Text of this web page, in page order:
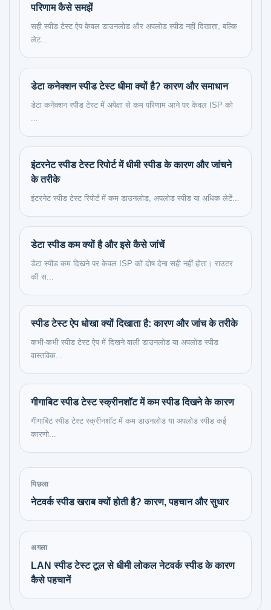
परिणाम कैसे समझें
सही स्पीड टेस्ट ऐप केवल डाउनलोड और अपलोड स्पीड नहीं दिखाता, बल्कि
लेट...
डेटा कनेक्शन स्पीड टेस्ट धीमा क्यों है? कारण और समाधान
डेटा कनेक्शन स्पीड टेस्ट में अपेक्षा से कम परिणाम आने पर केवल ISP को
...
इंटरनेट स्पीड टेस्ट रिपोर्ट में धीमी स्पीड के कारण और जांचने
के तरीके
इंटरनेट स्पीड टेस्ट रिपोर्ट में कम डाउनलोड, अपलोड स्पीड या अधिक लेटें...
डेटा स्पीड कम क्यों है और इसे कैसे जांचें
डेटा स्पीड कम दिखने पर केवल ISP को दोष देना सही नहीं होता। राउटर
की स...
स्पीड टेस्ट ऐप धोखा क्यों दिखाता है: कारण और जांच के तरीके
कभी-कभी स्पीड टेस्ट ऐप में दिखने वाली डाउनलोड या अपलोड स्पीड
वास्तविक...
गीगाबिट स्पीड टेस्ट स्क्रीनशॉट में कम स्पीड दिखने के कारण
गीगाबिट स्पीड टेस्ट स्क्रीनशॉट में कम डाउनलोड या अपलोड स्पीड कई
कारणो...
पिछला
नेटवर्क स्पीड खराब क्यों होती है? कारण, पहचान और सुधार
अगला
LAN स्पीड टेस्ट टूल से धीमी लोकल नेटवर्क स्पीड के कारण
कैसे पहचानें